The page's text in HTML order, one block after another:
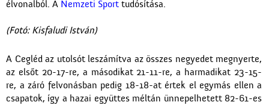
élvonalból. A Nemzeti Sport tudósítása.
(Fotó: Kisfaludi István)
A Cegléd az utolsót leszámítva az összes negyedet megnyerte,
az elsőt 20-17-re, a másodikat 21-11-re, a harmadikat 23-15-
re, a záró felvonásban pedig 18-18-at értek el egymás ellen a
csapatok, így a hazai együttes méltán ünnepelhetett 82-61-es